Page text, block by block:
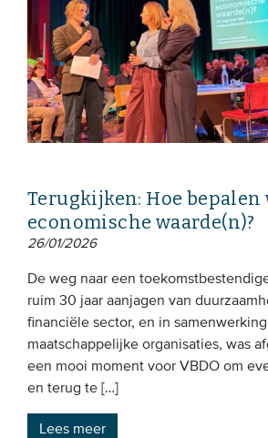
Terugkijken: Hoe bepalen
economische waarde(n)?
26/01/2026
De weg naar een
ruim 30 jaar aanjagen van
financiële sector, en in
maatschappelijke organisaties, was
een mooi moment voor VBDO om
en terug te […]
Lees meer